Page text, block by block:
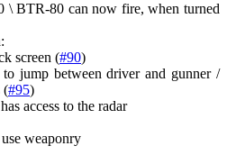
\ BTR-80 can now fire, when turned
screen (#90)
jump between driver and gunner /
(#95)
access to the radar
weaponry